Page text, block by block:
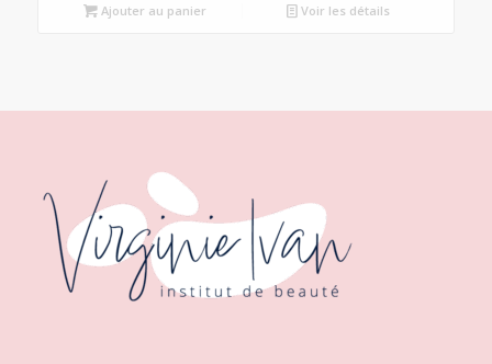
Ajouter au panier Voir les détails